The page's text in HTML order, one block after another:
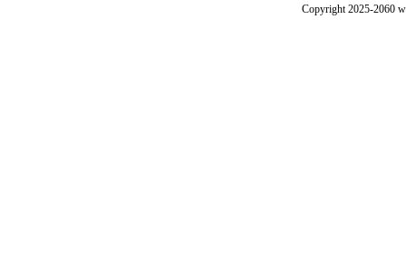
Copyright 2025-2060